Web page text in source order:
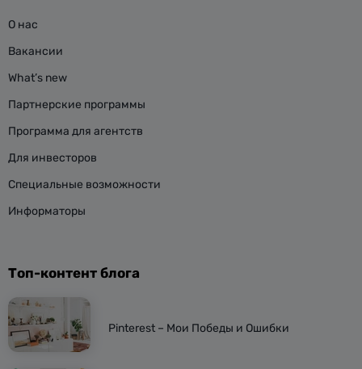
О нас
Вакансии
What’s new
Партнерские программы
Программа для агентств
Для инвесторов
Специальные возможности
Информаторы
Топ-контент блога
Pinterest – Мои Победы и Ошибки